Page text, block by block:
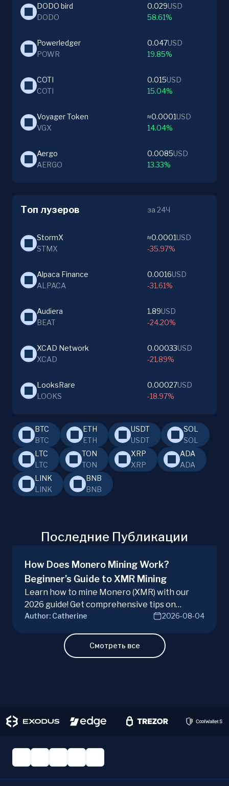
DODO bird
DODO
0.029USD
58.61%
Powerledger
POWR
0.047USD
19.85%
COTI
COTI
0.015USD
15.04%
Voyager Token
VGX
≈0.0001USD
14.04%
Aergo
AERGO
0.0085USD
13.33%
Топ лузеров за 24Ч
StormX
STMX
≈0.0001USD
-35.97%
Alpaca Finance
ALPACA
0.0016USD
-31.61%
Audiera
BEAT
1.89USD
-24.20%
XCAD Network
XCAD
0.00033USD
-21.89%
LooksRare
LOOKS
0.00027USD
-18.97%
BTC
BTC
ETH
ETH
USDT
USDT
SOL
SOL
LTC
LTC
TON
TON
XRP
XRP
ADA
ADA
LINK
LINK
BNB
BNB
Последние Публикации
How Does Monero Mining Work?
Beginner’s Guide to XMR Mining
Learn how to mine Monero (XMR) with our
2026 guide! Get comprehensive tips on
hardware, software, and techniques for
Author: Catherine 2026-08-04
Смотреть все